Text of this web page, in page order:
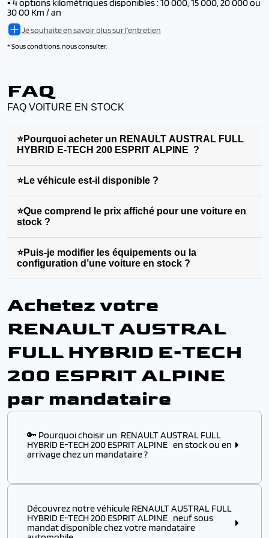
▪️ 4 options kilométriques disponibles : 10 000, 15 000, 20 000 ou
30 00 Km / an
Je souhaite en savoir plus sur l'entretien
* Sous conditions, nous consulter.
FAQ
FAQ VOITURE EN STOCK
⭐Pourquoi acheter un RENAULT AUSTRAL FULL
HYBRID E-TECH 200 ESPRIT ALPINE ?
⭐Le véhicule est-il disponible ?
⭐Que comprend le prix affiché pour une voiture en
stock ?
⭐Puis-je modifier les équipements ou la
configuration d’une voiture en stock ?
Achetez votre
RENAULT AUSTRAL
FULL HYBRID E-TECH
200 ESPRIT ALPINE
par mandataire
🔑 Pourquoi choisir un RENAULT AUSTRAL FULL
HYBRID E-TECH 200 ESPRIT ALPINE en stock ou en
arrivage chez un mandataire ?
Choisir ce modèleen stockouen arrivagechez un
✔️ D’obtenir unmodèle disponible immédiatement
sans attendre plusieurs mois de délai usine
Découvrez notre véhicule RENAULT AUSTRAL FULL
HYBRID E-TECH 200 ESPRIT ALPINE neuf sous
mandat disponible chez votre mandataire